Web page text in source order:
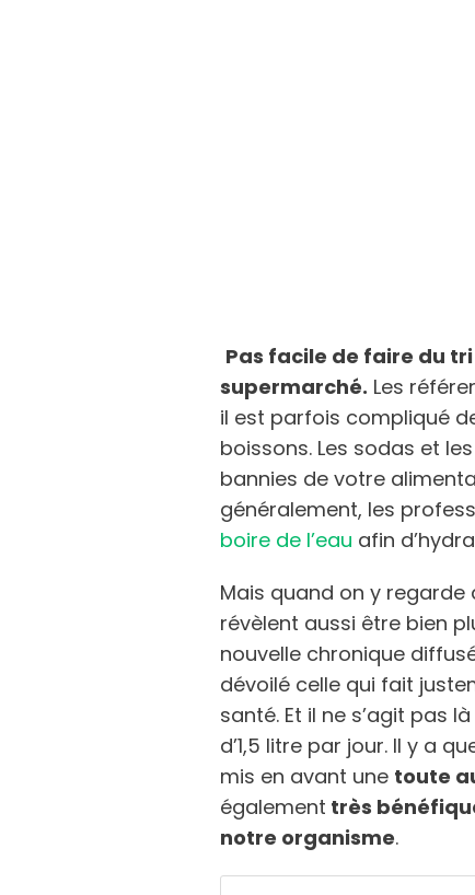
Pas facile de faire du
supermarché. Les
il est parfois compliqué
boissons. Les sodas et
bannies de votre
généralement, les
boire de l’eau afin
Mais quand on y regarde
révèlent aussi être bien
nouvelle chronique
dévoilé celle qui fait
santé. Et il ne s’agit pas
d’1,5 litre par jour. Il y a
mis en avant une toute
également très
notre organisme.